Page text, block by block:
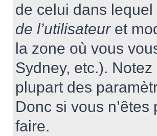
de celui dans
de l’utilisateuret
la zone où vous
Sydney, etc.).
plupart des
Donc si vous
faire.